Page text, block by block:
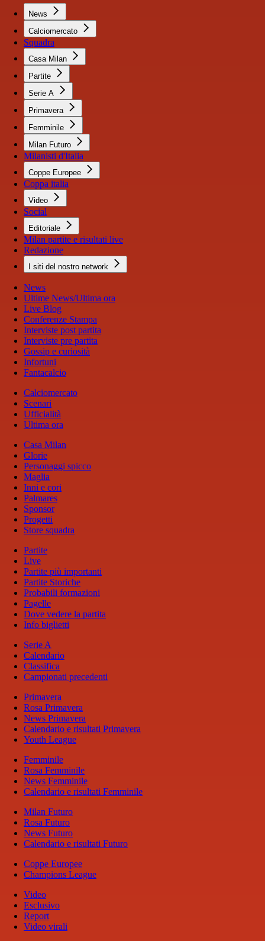
News
Calciomercato
Squadra
Casa Milan
Partite
Serie A
Primavera
Femminile
Milan Futuro
Milanisti d'Italia
Coppe Europee
Coppa italia
Video
Social
Editoriale
Milan partite e risultati live
Redazione
I siti del nostro network
News
Ultime News/Ultima ora
Live Blog
Conferenze Stampa
Interviste post partita
Interviste pre partita
Gossip e curiosità
Infortuni
Fantacalcio
Calciomercato
Scenari
Ufficialità
Ultima ora
Casa Milan
Glorie
Personaggi spicco
Maglia
Inni e cori
Palmares
Sponsor
Progetti
Store squadra
Partite
Live
Partite più importanti
Partite Storiche
Probabili formazioni
Pagelle
Dove vedere la partita
Info biglietti
Serie A
Calendario
Classifica
Campionati precedenti
Primavera
Rosa Primavera
News Primavera
Calendario e risultati Primavera
Youth League
Femminile
Rosa Femminile
News Femminile
Calendario e risultati Femminile
Milan Futuro
Rosa Futuro
News Futuro
Calendario e risultati Futuro
Coppe Europee
Champions League
Video
Esclusivo
Report
Video virali